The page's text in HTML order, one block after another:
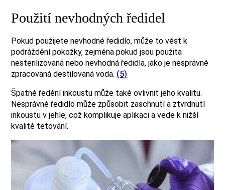
Použití nevhodných ředidel
Pokud použijete nevhodné ředidlo, může to vést k
podráždění pokožky, zejména pokud jsou použita
nesterilizovaná nebo nevhodná ředidla, jako je nesprávně
zpracovaná destilovaná voda. (5)
Špatné ředění inkoustu může také ovlivnit jeho kvalitu.
Nesprávné ředidlo může způsobit zaschnutí a ztvrdnutí
inkoustu v jehle, což komplikuje aplikaci a vede k nižší
kvalitě tetování.